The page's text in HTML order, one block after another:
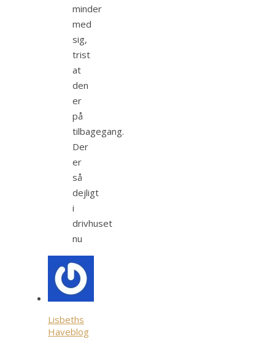
minder
med
sig,
trist
at
den
er
på
tilbagegang.
Der
er
så
dejligt
i
drivhuset
nu
Lisbeths
Haveblog